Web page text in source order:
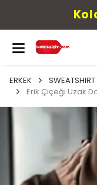
ERKEK
SWEATSHIRT
Erik Çiçeği Uzak